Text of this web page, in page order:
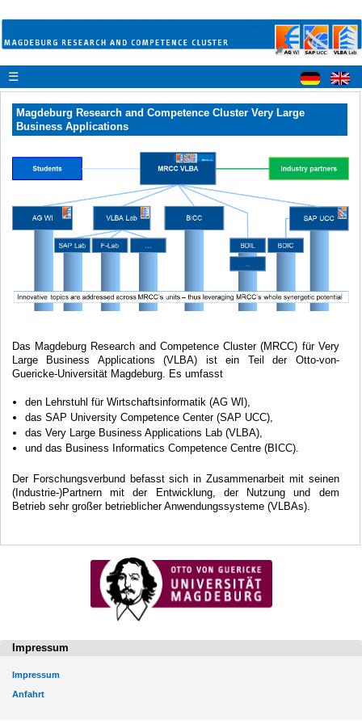
☰
Magdeburg Research and Competence Cluster Very Large
Business Applications
Das Magdeburg Research and Competence Cluster (MRCC) für Very
Large Business Applications (VLBA) ist ein Teil der Otto-von-
Guericke-Universität Magdeburg. Es umfasst
den Lehrstuhl für Wirtschaftsinformatik (AG WI),
das SAP University Competence Center (SAP UCC),
das Very Large Business Applications Lab (VLBA),
und das Business Informatics Competence Centre (BICC).
Der Forschungsverbund befasst sich in Zusammenarbeit mit seinen
(Industrie-)Partnern mit der Entwicklung, der Nutzung und dem
Betrieb sehr großer betrieblicher Anwendungssysteme (VLBAs).
Impressum
Impressum
Anfahrt